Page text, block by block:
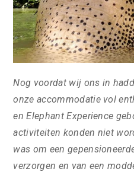
Nog voordat wij ons in
onze accommodatie vol
en Elephant Experience
activiteiten konden niet
was om een
verzorgen en van een